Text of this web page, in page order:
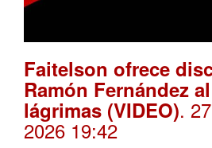
Faitelson ofrece
Ramón Fernández
lágrimas (VIDEO).
2026 19:42